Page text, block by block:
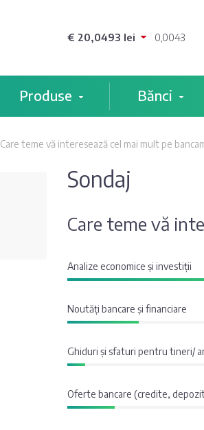
€ 20,0493 lei 0,0043
Produse Bănci
Care teme vă interesează cel mai mult pe
Sondaj
Care teme vă
Analize economice și investiții
Noutăți bancare și financiare
Ghiduri și sfaturi pentru tineri/
Oferte bancare (credite,